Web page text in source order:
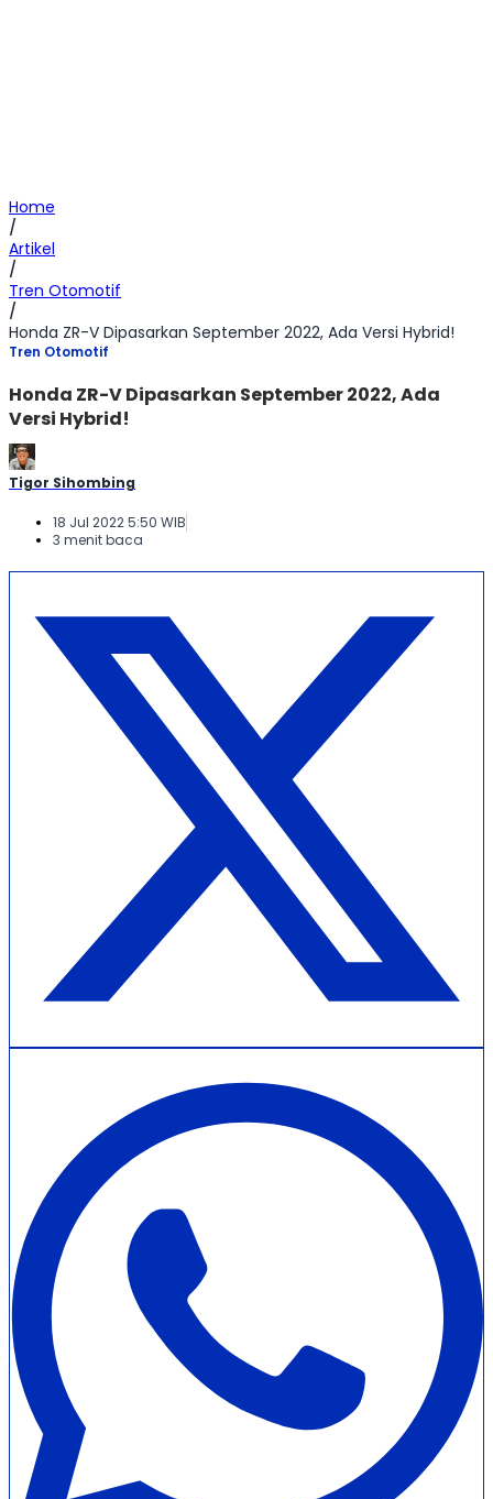
Home
/
Artikel
/
Tren Otomotif
/
Honda ZR-V Dipasarkan September 2022, Ada Versi Hybrid!
Tren Otomotif
Honda ZR-V Dipasarkan September 2022, Ada
Versi Hybrid!
Tigor Sihombing
18 Jul 2022 5:50 WIB
3 menit baca